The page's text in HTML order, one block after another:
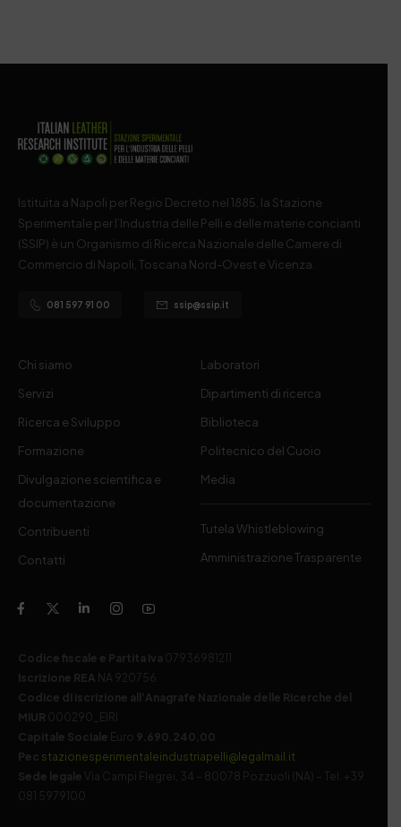
Istituita a Napoli per Regio Decreto nel 1885, la Stazione
Sperimentale per l’Industria delle Pelli e delle materie concianti
(SSIP) è un Organismo di Ricerca Nazionale delle Camere di
Commercio di Napoli, Toscana Nord-Ovest e Vicenza.
081 597 91 00 ssip@ssip.it
Chi siamo
Servizi
Ricerca e Sviluppo
Formazione
Divulgazione scientifica e
documentazione
Contribuenti
Contatti
Laboratori
Dipartimenti di ricerca
Biblioteca
Politecnico del Cuoio
Media
Tutela Whistleblowing
Amministrazione Trasparente
Codice fiscale e Partita Iva 07936981211
Iscrizione REA NA 920756
Codice di iscrizione all’Anagrafe Nazionale delle Ricerche del
MIUR 000290_EIRI
Capitale Sociale Euro 9.690.240,00
Pec stazionesperimentaleindustriapelli@legalmail.it
Sede legale
Via Campi Flegrei, 34 – 80078 Pozzuoli (NA) – Tel. +39
081 5979100